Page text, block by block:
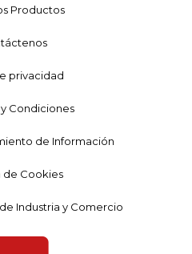
Productos
privacidad
Condiciones
de Información
de Cookies
Industria y Comercio